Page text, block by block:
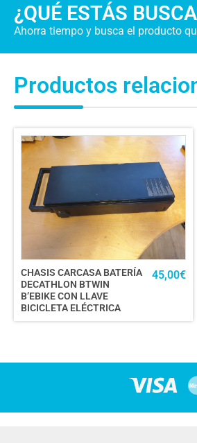
¿QUÉ ESTÁS
Ahorra tiempo y busca el producto
Productos
CHASIS CARCASA BATERÍA
DECATHLON BTWIN
B’EBIKE CON LLAVE
BICICLETA ELÉCTRICA
45,00€